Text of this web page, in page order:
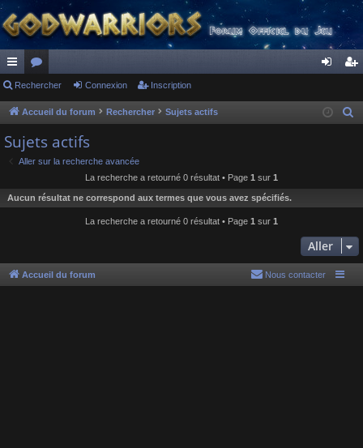
ac
co
ur
ci
or
u
s
ne cri
Rechercher Connexion Inscription
Accueil du forum Rechercher Sujets actifs
h
e
Sujets actifs
Aller sur la recherche avancée
La recherche a retourné 0 résultat • Page 1 sur 1
Aucun résultat ne correspond aux termes que vous avez spécifiés.
La recherche a retourné 0 résultat • Page 1 sur 1
Aller
Accueil du forum Nous contacter